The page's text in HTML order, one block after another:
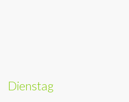
Dienstag